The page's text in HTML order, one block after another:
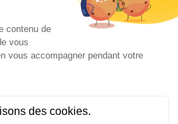
un professionnel ?